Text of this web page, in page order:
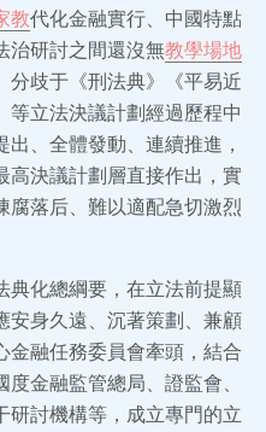
教代化金融實行、中國特點
治研討之間還沒無教學場地
分歧于《刑法典》《平易近
等立法決議計劃經過歷程中
、全體發動、連續推進，
高決議計劃層直接作出，實
腐落后、難以適配急切激烈
典化總綱要，在立法前提顯
安身久遠、沉著策劃、兼顧
金融任務委員會牽頭，結合
金融監管總局、證監會、
研討機構等，成立專門的立